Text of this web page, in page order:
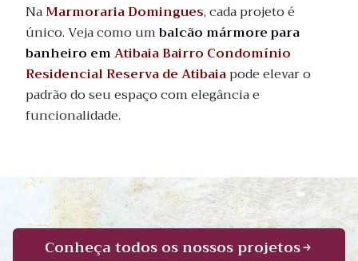
NaMarmoraria Domingues, cada projeto é
único. Veja como umbalcão mármore para
banheiro emAtibaia Bairro Condomínio
Residencial Reserva de Atibaiapode elevar o
padrão do seu espaço com elegância e
funcionalidade.
Conheça todos os nossos projetos